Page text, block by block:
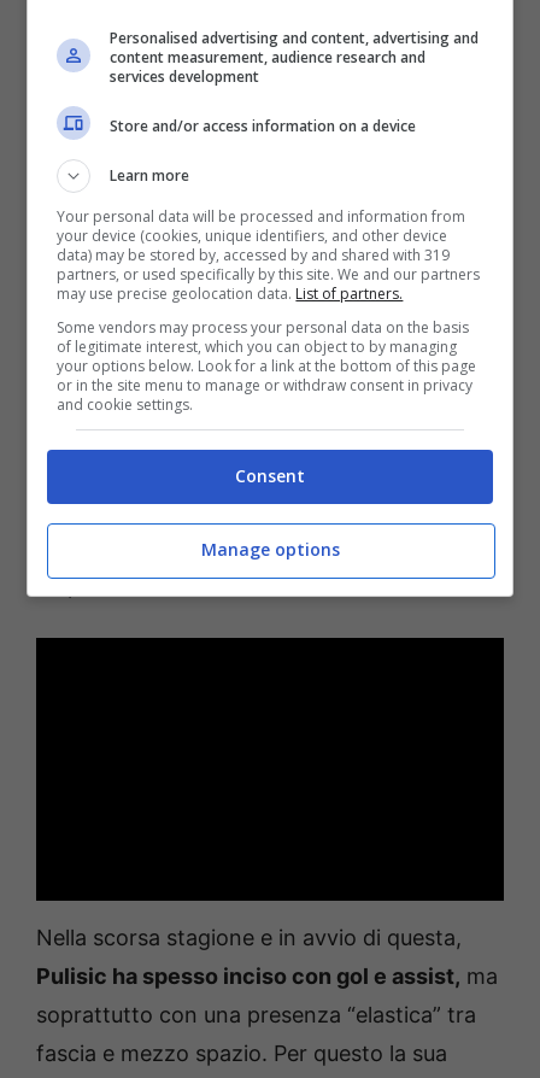
È Christian Pulisic: stop più lungo del previsto (ANSA)
ReferendumCittadinanza.it
In altre parole: niente rientro-lampo, ma un
percorso scandito da prudenza e step
progressivi.Per Max Allegri è una perdita
pesante: Pulisic era tra i riferimenti offensivi
più continui,sia per qualità nell’uno contro
uno sia per letture senza palla. In questo
momento, il tecnico rossonero perde un
pezzo che teneva insieme la manovra tra
ampiezza e rifinitura.
Nella scorsa stagione e in avvio di questa,
Pulisic ha spesso inciso con gol e assist, ma
soprattutto con una presenza “elastica” tra
fascia e mezzo spazio. Per questo la sua
Personalised advertising and content, advertising and
content measurement, audience research and
services development
Store and/or access information on a device
Learn more
Your personal data will be processed and information from
your device (cookies, unique identifiers, and other device
data) may be stored by, accessed by and shared with 319
partners, or used specifically by this site. We and our partners
may use precise geolocation data. List of partners.
Some vendors may process your personal data on the basis
of legitimate interest, which you can object to by managing
your options below. Look for a link at the bottom of this page
or in the site menu to manage or withdraw consent in privacy
and cookie settings.
Consent
Manage options